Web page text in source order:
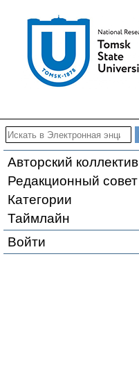
Авторский коллектив
Редакционный совет
Категории
Таймлайн
Войти